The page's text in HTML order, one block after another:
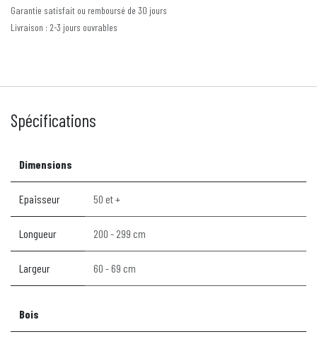
Garantie satisfait ou remboursé de 30 jours
Livraison : 2-3 jours ouvrables
Spécifications
Dimensions
Epaisseur 50 et +
Longueur 200 - 299 cm
Largeur 60 - 69 cm
Bois